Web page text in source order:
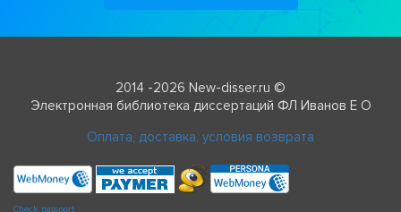
2014 -2026 New-disser.ru ©
Электронная библиотека диссертаций ФЛ Иванов Е О
Оплата, доставка, условия возврата
Check passport